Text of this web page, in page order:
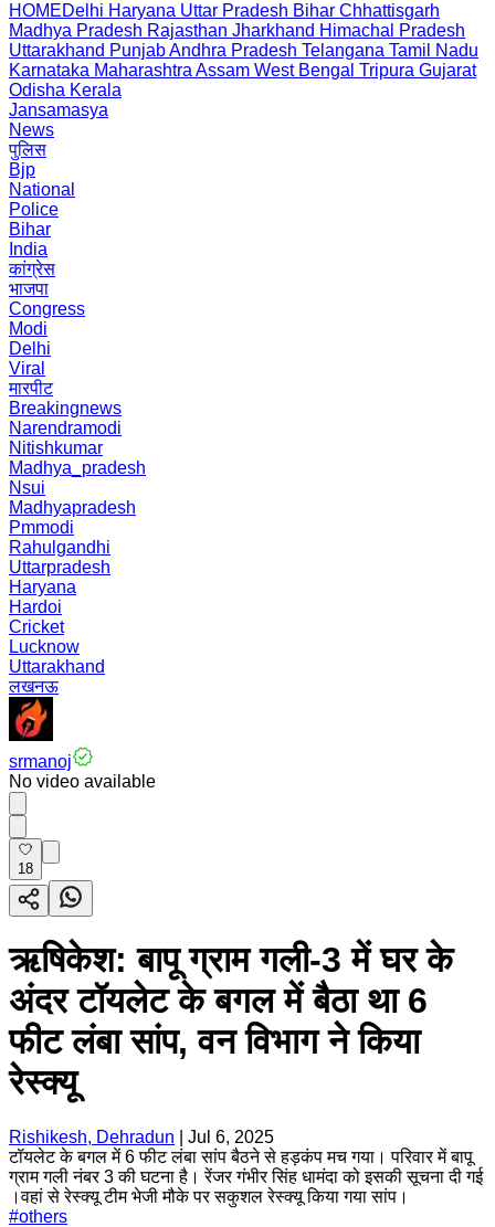
HOMEDelhi Haryana Uttar Pradesh Bihar Chhattisgarh
Madhya Pradesh Rajasthan Jharkhand Himachal Pradesh
Uttarakhand PunjabAndhra Pradesh Telangana Tamil Nadu
Karnataka Maharashtra Assam West Bengal Tripura Gujarat
Odisha Kerala
Jansamasya
News
पुलिस
Bjp
National
Police
Bihar
India
कांग्रेस
भाजपा
Congress
Modi
Delhi
Viral
मारपीट
Breakingnews
Narendramodi
Nitishkumar
Madhya_pradesh
Nsui
Madhyapradesh
Pmmodi
Rahulgandhi
Uttarpradesh
Haryana
Hardoi
Cricket
Lucknow
Uttarakhand
लखनऊ
srmanoj
No video available
18
ऋषिकेश: बापू ग्राम गली-3 में घर के
अंदर टॉयलेट के बगल में बैठा था 6
फीट लंबा सांप, वन विभाग ने किया
रेस्क्यू
Rishikesh, Dehradun
Jul 6, 2025
टॉयलेट के बगल में 6 फीट लंबा सांप बैठने से हड़कंप मच गया। परिवार में बापू
ग्राम गली नंबर 3 की घटना है। रेंजर गंभीर सिंह धामंदा को इसकी सूचना दी गई
।वहां से रेस्क्यू टीम भेजी मौके पर सकुशल रेस्क्यू किया गया सांप।
#others